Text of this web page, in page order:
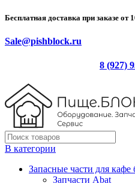
Бесплатная доставка при заказе от
Sale@pishblock.ru
8 (927)
В категории
Запасные части для кафе
Запчасти Abat